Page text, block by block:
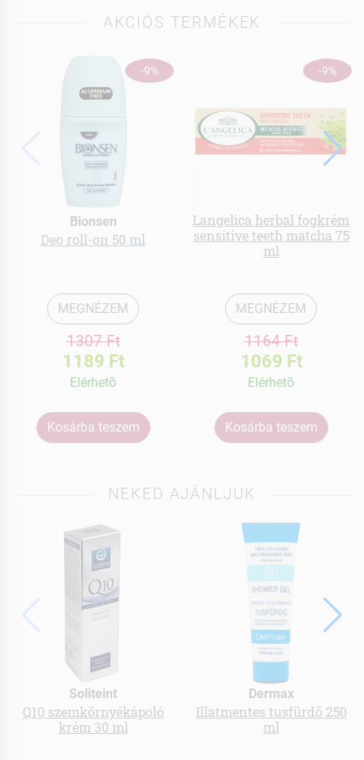
AKCIÓS TERMÉKEK
-9%
Bionsen
Deo roll-on 50 ml
MEGNÉZEM
1307 Ft
1189 Ft
Elérhetõ
Kosárba teszem
-9%
Langelica herbal fogkrém
sensitive teeth matcha 75
ml
MEGNÉZEM
1164 Ft
1069 Ft
Elérhetõ
Kosárba teszem
NEKED AJÁNLJUK
Soliteint
Q10 szemkörnyékápoló
krém 30 ml
Dermax
Illatmentes tusfürdő 250
ml